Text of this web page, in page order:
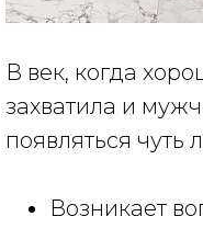
В век, когда
захватила и
появляться
Возникает